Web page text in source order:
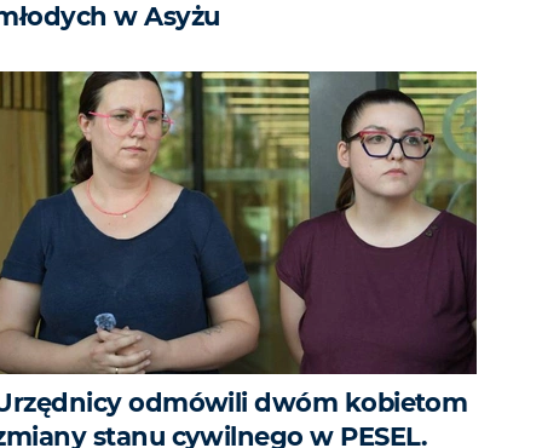
w Asyżu
odmówili dwóm kobietom
stanu cywilnego w PESEL.